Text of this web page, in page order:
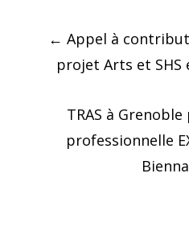
Navigation
des
← Appel à
projet Arts et SHS
TRAS à
professionnelle